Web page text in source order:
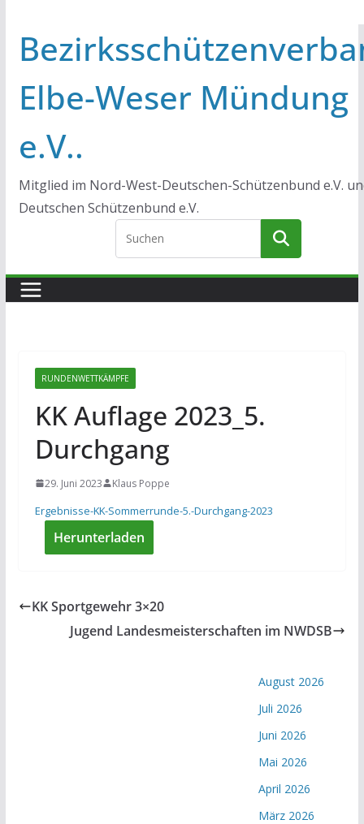
Elbe-Weser Mündung
e.V..
Mitglied im Nord-West-Deutschen-Schützenbund e.V.
Deutschen Schützenbund e.V.
RUNDENWETTKÄMPFE
KK Auflage 2023_5.
Durchgang
29. Juni 2023 Klaus Poppe
Ergebnisse-KK-Sommerrunde-5.-Durchgang-2023
Herunterladen
KK Sportgewehr 3×20
Jugend Landesmeisterschaften im NWDSB
August 2026
Juli 2026
Juni 2026
Mai 2026
April 2026
März 2026